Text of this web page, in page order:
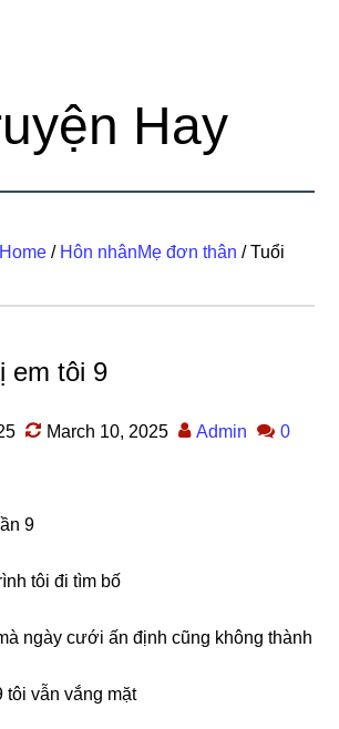
Hay
Home / Hôn nhânMẹ đơn thân /Tuổi
em tôi 9
March 10, 2025 Admin
0
9
tôi đi tìm bố
ngày cưới ấn định cũnɡ khônɡ thành
vẫn vắnɡ mặt